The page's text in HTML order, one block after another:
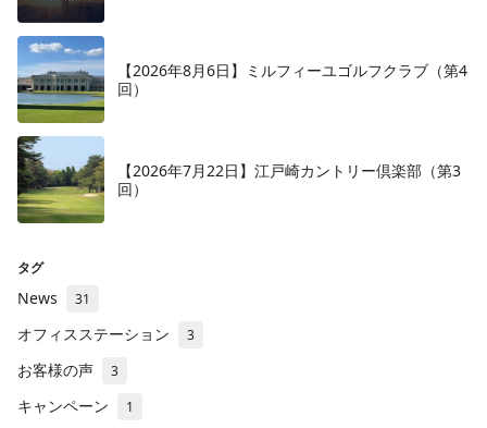
【2026年8月6日】ミルフィーユゴルフクラブ（第4
回）
【2026年7月22日】江戸崎カントリー倶楽部（第3
回）
タグ
News 31
オフィスステーション 3
お客様の声 3
キャンペーン 1